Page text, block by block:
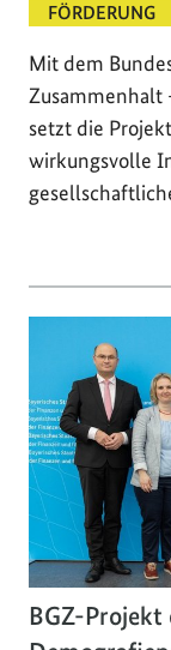
FÖRDERUNG
Mit dem
Zusammenhalt
setzt die
wirkungsvolle
BGZ-Projekt